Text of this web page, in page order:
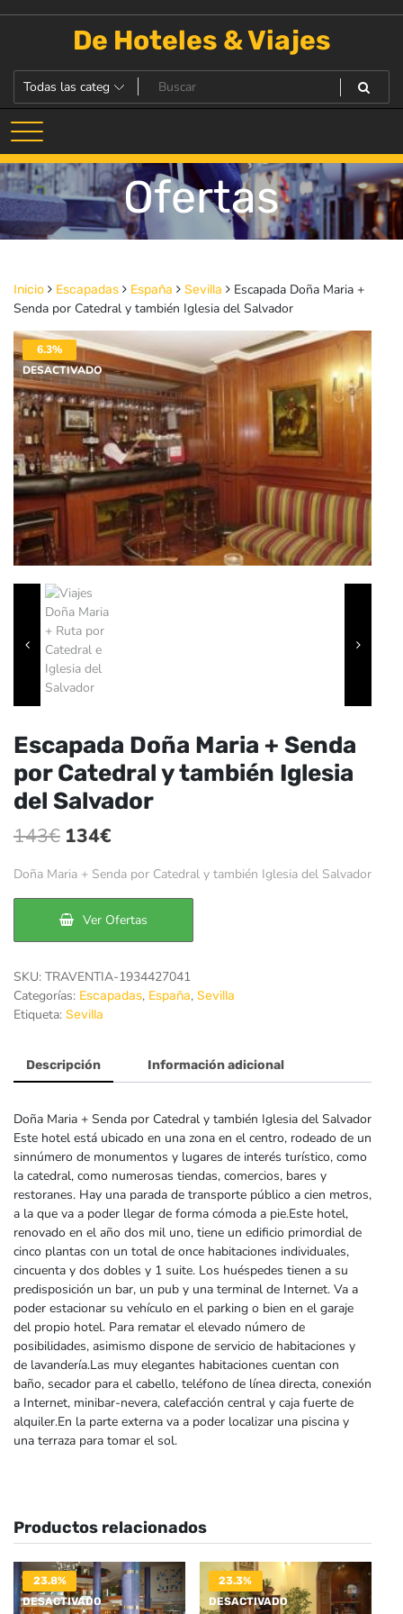
De Hoteles & Viajes
Ofertas
Inicio Escapadas España Sevilla
Escapada Doña Maria +
Senda por Catedral y también Iglesia del Salvador
6.3%
DESACTIVADO
Escapada Doña Maria + Senda
por Catedral y también Iglesia
del Salvador
143€ El
precio
era:
143€.
134€
precio
es:
134€.
Doña Maria + Senda por Catedral y también Iglesia del Salvador
Ver Ofertas
SKU: TRAVENTIA-1934427041
Categorías: Escapadas, España, Sevilla
Etiqueta: Sevilla
Descripción Información adicional
Doña Maria + Senda por Catedral y también Iglesia del Salvador
Este hotel está ubicado en una zona en el centro, rodeado de un
sinnúmero de monumentos y lugares de interés turístico, como
la catedral, como numerosas tiendas, comercios, bares y
restoranes. Hay una parada de transporte público a cien metros,
a la que va a poder llegar de forma cómoda a pie.Este hotel,
renovado en el año dos mil uno, tiene un edificio primordial de
cinco plantas con un total de once habitaciones individuales,
cincuenta y dos dobles y 1 suite. Los huéspedes tienen a su
predisposición un bar, un pub y una terminal de Internet. Va a
poder estacionar su vehículo en el parking o bien en el garaje
del propio hotel. Para rematar el elevado número de
posibilidades, asimismo dispone de servicio de habitaciones y
de lavandería.Las muy elegantes habitaciones cuentan con
baño, secador para el cabello, teléfono de línea directa, conexión
a Internet, minibar-nevera, calefacción central y caja fuerte de
alquiler.En la parte externa va a poder localizar una piscina y
una terraza para tomar el sol.
Productos relacionados
23.8%
DESACTIVADO
23.3%
DESACTIVADO